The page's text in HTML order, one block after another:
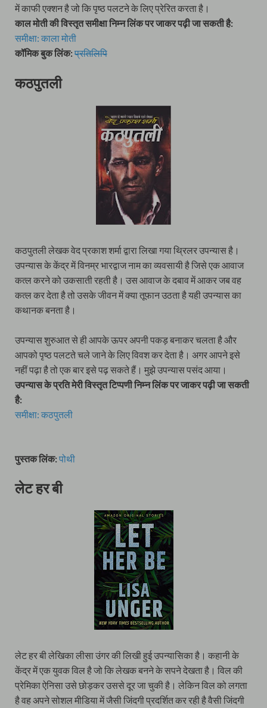
में काफी एक्शन है जो कि पृष्ठ पलटने के लिए प्रेरित करता है।
काल मोती की विस्तृत समीक्षा निम्न लिंक पर जाकर पढ़ी जा सकती है:
समीक्षा: काला मोती
कॉमिक बुक लिंक:प्रतिलिपि
कठपुतली
कठपुतली लेखक वेद प्रकाश शर्मा द्वारा लिखा गया थ्रिलर उपन्यास है।
उपन्यास के केंद्र में विनम्र भारद्वाज नाम का व्यवसायी है जिसे एक आवाज
कत्ल करने को उकसाती रहती है। उस आवाज के दबाव में आकर जब वह
कत्ल कर देता है तो उसके जीवन में क्या तूफान उठता है यही उपन्यास का
कथानक बनता है।
उपन्यास शुरुआत से ही आपके ऊपर अपनी पकड़ बनाकर चलता है और
आपको पृष्ठ पलटते चले जाने के लिए विवश कर देता है। अगर आपने इसे
नहीं पढ़ा है तो एक बार इसे पढ़ सकते हैं। मुझे उपन्यास पसंद आया।
उपन्यास के प्रति मेरी विस्तृत टिप्पणी निम्न लिंक पर जाकर पढ़ी जा सकती
है:
समीक्षा: कठपुतली
पुस्तक लिंक:पोथी
लेट हर बी
लेट हर बी लेखिका लीसा उंगर की लिखी हुई उपन्यासिका है। कहानी के
केंद्र में एक युवक विल है जो कि लेखक बनने के सपने देखता है। विल की
प्रेमिका ऐनिसा उसे छोड़कर उससे दूर जा चुकी है। लेकिन विल को लगता
है वह अपने सोशल मीडिया में जैसी जिंदगी प्रदर्शित कर रही है वैसी जिंदगी